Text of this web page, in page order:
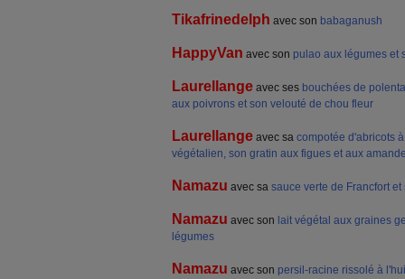
Tikafrinedelph avec son babaganush
HappyVan avec son pulao aux légumes et
Laurellange avec ses bouchées de
aux poivrons et son velouté de chou fleur
Laurellange avec sa compotée d'abricots
végétalien, son gratin aux figues et aux
Namazu avec sa sauce verte de Francfort
Namazu avec son lait végétal aux graines
légumes
Namazu avec son persil-racine rissolé à